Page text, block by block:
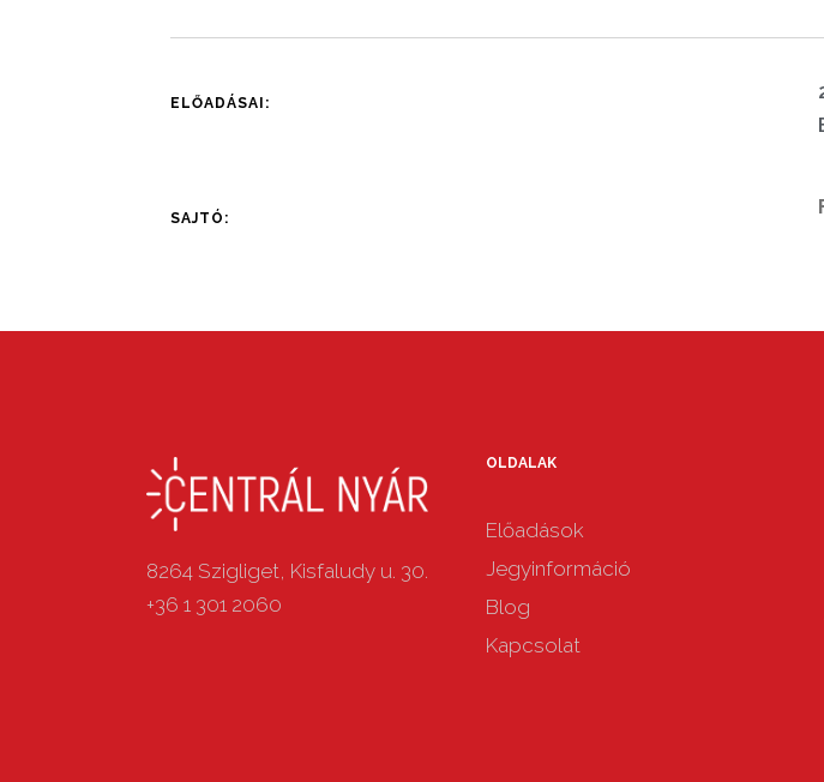
ELŐADÁSAI:
SAJTÓ:
8264 Szigliget, Kisfaludy u. 30.
+36 1 301 2060
OLDALAK
Előadások
Jegyinformáció
Blog
Kapcsolat